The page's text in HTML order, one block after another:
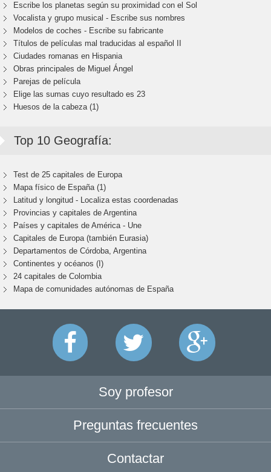
Escribe los planetas según su proximidad con el Sol
Vocalista y grupo musical - Escribe sus nombres
Modelos de coches - Escribe su fabricante
Títulos de películas mal traducidas al español II
Ciudades romanas en Hispania
Obras principales de Miguel Ángel
Parejas de película
Elige las sumas cuyo resultado es 23
Huesos de la cabeza (1)
Top 10 Geografía:
Test de 25 capitales de Europa
Mapa físico de España (1)
Latitud y longitud - Localiza estas coordenadas
Provincias y capitales de Argentina
Países y capitales de América - Une
Capitales de Europa (también Eurasia)
Departamentos de Córdoba, Argentina
Continentes y océanos (I)
24 capitales de Colombia
Mapa de comunidades autónomas de España
Soy profesor
Preguntas frecuentes
Contactar